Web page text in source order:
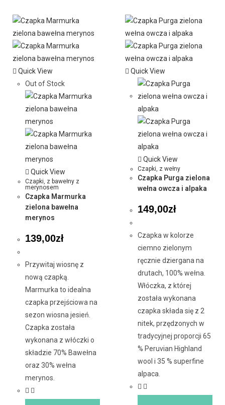
Quick View
Out of Stock
Quick View
Czapki z bawełny z
merynosem
Czapka Marmurka
zielona bawełna
merynos
139,00zł
Przywitaj wiosnę z
nową czapką.
Marmurka to idealna
czapka przejściowa na
sezon wiosna jesień.
Czapka została
wykonana z włóczki o
składzie 70% Bawełna
oraz 30% wełna
merynos.
Quick View
Quick View
Czapki z wełny
Czapka Purga zielona
wełna owcza i alpaka
149,00zł
Czapka w kolorze
ciemno zielonym
ręcznie dziergana na
drutach, 100% wełna.
Włóczka, z której
została wykonana
czapka składa się z 2
nitek, przędzonych w
tradycyjnej proporcji 65
% Peruvian Highland
wool i 35 % superfine
alpaca.